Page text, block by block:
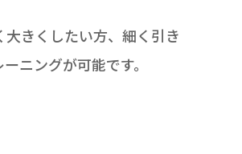
きくしたい方、細く引き
ニングが可能です。